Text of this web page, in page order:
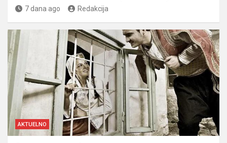
7 dana ago Redakcija
AKTUELNO